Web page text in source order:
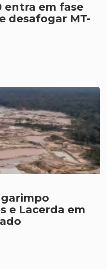
entra em fase
desafogar MT-
e Lacerda em